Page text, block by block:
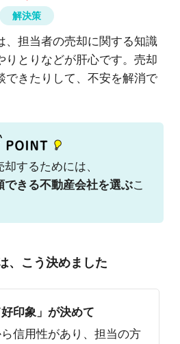
解決策
、担当者の売却に関する知識
りとりなどが肝心です。売却
できたりして、不安を解消で
するためには、
できる不動産会社を選ぶこ
、こう決めました
好印象」が決めて
信用性があり、担当の方